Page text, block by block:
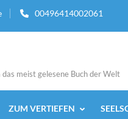
00496414002061
meist gelesene Buch der Welt
ZUM VERTIEFEN